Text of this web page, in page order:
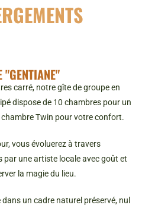
"GENTIANE"
carré, notre gîte de groupe en
dispose de 10 chambres pour un
Twin pour votre confort.
vous évoluerez à travers
par une artiste locale avec goût et
la magie du lieu.
un cadre naturel préservé, nul